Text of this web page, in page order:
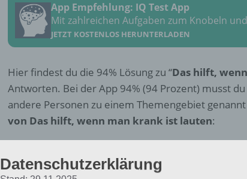
App Empfehlung: IQ Test App
Mit zahlreichen Aufgaben zum Knobeln
JETZT KOSTENLOS HERUNTERLADEN
Hier findest du die 94% Lösung zu “Das hilft,
Antworten. Bei der App 94% (94 Prozent) musst
andere Personen zu einem Themengebiet
von Das hilft, wenn man krank ist lauten:
Datenschutzerklärung